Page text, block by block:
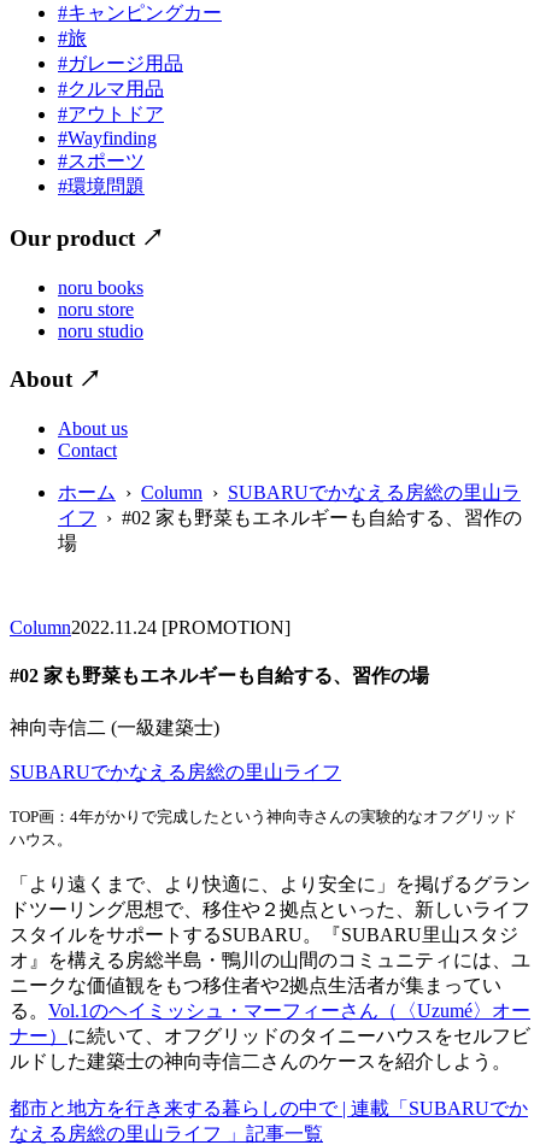
#キャンピングカー
#旅
#ガレージ用品
#クルマ用品
#アウトドア
#Wayfinding
#スポーツ
#環境問題
Our product ↗
noru books
noru store
noru studio
About ↗
About us
Contact
ホーム › Column › SUBARUでかなえる房総の里山ラ
イフ
› #02 家も野菜もエネルギーも自給する、習作の
場
Column2022.11.24 [PROMOTION]
#02 家も野菜もエネルギーも自給する、習作の場
神向寺信二 (一級建築士)
SUBARUでかなえる房総の里山ライフ
TOP画：4年がかりで完成したという神向寺さんの実験的なオフグリッド
ハウス。
「より遠くまで、より快適に、より安全に」を掲げるグラン
ドツーリング思想で、移住や２拠点といった、新しいライフ
スタイルをサポートするSUBARU。『SUBARU里山スタジ
オ』を構える房総半島・鴨川の山間のコミュニティには、ユ
ニークな価値観をもつ移住者や2拠点生活者が集まってい
る。 Vol.1のヘイミッシュ・マーフィーさん（〈Uzumé〉オー
ナー） に続いて、オフグリッドのタイニーハウスをセルフビ
ルドした建築士の神向寺信二さんのケースを紹介しよう。
都市と地方を行き来する暮らしの中で | 連載「SUBARUでか
なえる房総の里山ライフ 」記事一覧